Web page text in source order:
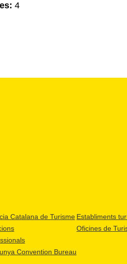
4
Catalana de Turisme
Convention Bureau
Establiments
Oficines de